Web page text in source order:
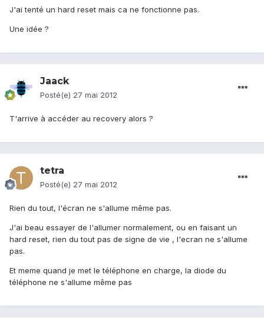
J'ai tenté un hard reset mais ca ne fonctionne pas.
Une idée ?
Jaack
Posté(e) 27 mai 2012
T'arrive à accéder au recovery alors ?
tetra
Posté(e) 27 mai 2012
Rien du tout, l'écran ne s'allume même pas.
J'ai beau essayer de l'allumer normalement, ou en faisant un
hard reset, rien du tout pas de signe de vie , l'ecran ne s'allume
pas.
Et meme quand je met le téléphone en charge, la diode du
téléphone ne s'allume même pas